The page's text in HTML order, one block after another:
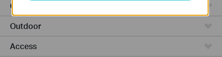
Ceiling Mount
Outdoor
Access